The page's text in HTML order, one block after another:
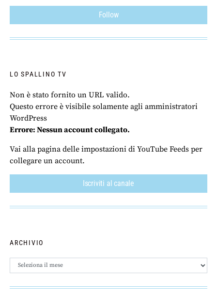
Follow
LO SPALLINO TV
Non è stato fornito un URL valido.
Questo errore è visibile solamente agli amministratori
WordPress
Errore: Nessun account collegato.
Vai alla pagina delle impostazioni di YouTube Feeds per
collegare un account.
Iscriviti al canale
ARCHIVIO
Archivio